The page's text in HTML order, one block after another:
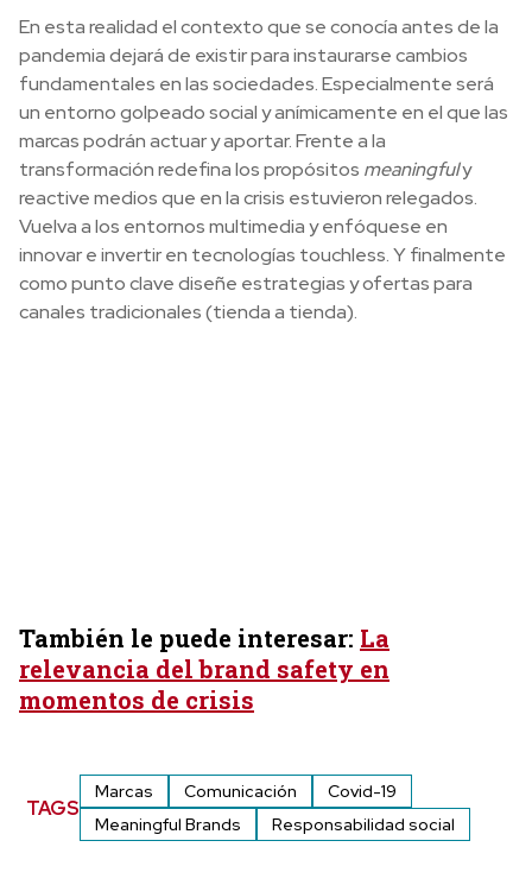
En esta realidad el contexto que se conocía antes de la
pandemia dejará de existir para instaurarse cambios
fundamentales en las sociedades. Especialmente será
un entorno golpeado social y anímicamente en el que las
marcas podrán actuar y aportar. Frente a la
transformación redefina los propósitos meaningfuly
reactive medios que en la crisis estuvieron relegados.
Vuelva a los entornos multimedia y enfóquese en
innovar e invertir en tecnologías touchless. Y finalmente
como punto clave diseñe estrategias y ofertas para
canales tradicionales (tienda a tienda).
También le puede interesar: La
relevancia del brand safety en
momentos de crisis
TAGS
Marcas Comunicación
Covid-19
Meaningful Brands
Responsabilidad social